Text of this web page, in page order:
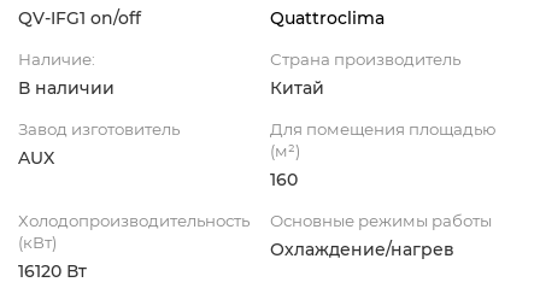
QV-IFG1 on/off Quattroclima
Наличие:
В наличии
Страна производитель
Китай
Завод изготовитель
AUX
Для помещения площадью
(м²)
160
Холодопроизводительность
(кВт)
16120 Вт
Основные режимы работы
Охлаждение/нагрев